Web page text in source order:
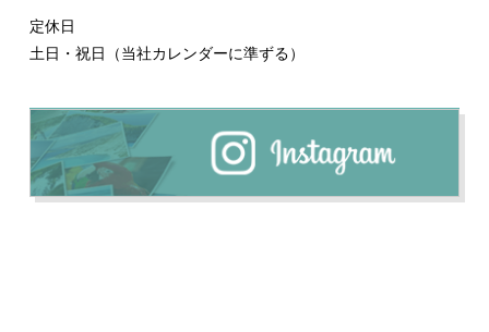
定休日
土日・祝日（当社カレンダーに準ずる）